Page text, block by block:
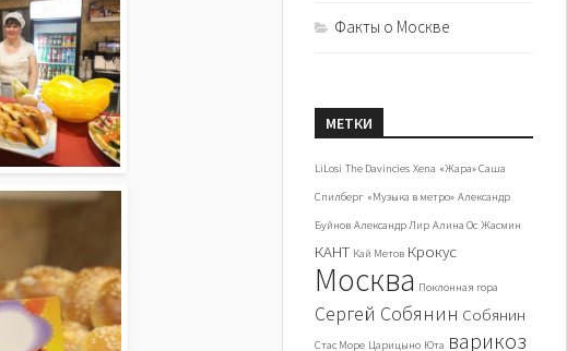
Факты о Москве
МЕТКИ
LiLosi The Davincies Xena «Жара» Саша
Спилберг «Музыка в метро» Александр
Буйнов Александр Лир Алина Ос Жасмин
КАНТ Кай Метов Крокус
Москва Поклонная гора
Сергей Собянин Собянин
Стас Море Царицыно Юта варикоз